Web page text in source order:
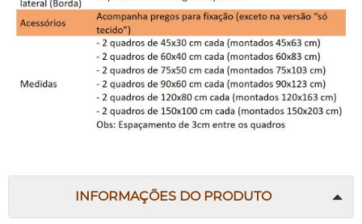
INFORMAÇÕES DO PRODUTO